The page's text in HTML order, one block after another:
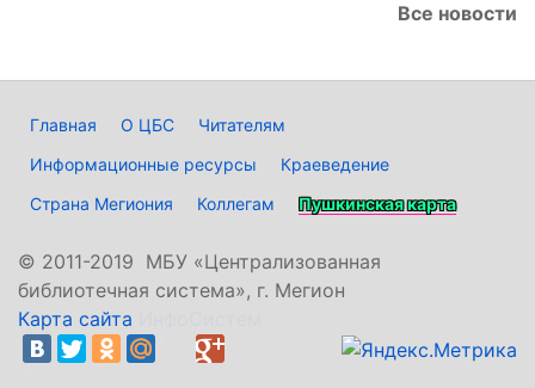
Все новости
Главная О ЦБС
Читателям
Информационные ресурсы
Краеведение
Страна Мегиония
Коллегам Пушкинская карта
© 2011-2019 МБУ «Централизованная
библиотечная система», г. Мегион
Карта сайта